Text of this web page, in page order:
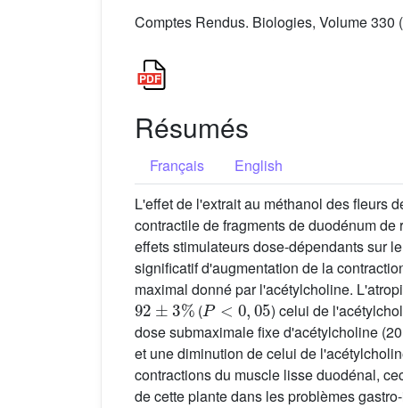
Comptes Rendus. Biologies, Volume 330
Résumés
Français
English
L'effet de l'extrait au méthanol des fleurs
contractile de fragments de duodénum
effets stimulateurs dose-dépendants sur
significatif d'augmentation de la
maximal donné par l'acétylcholine.
92±3%
(
P<0,05
) celui de
dose submaximale fixe d'acétylcholine
et une diminution de celui de
contractions du muscle lisse duodénal,
de cette plante dans les problèmes